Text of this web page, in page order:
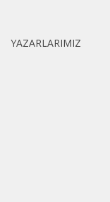
YAZARLARIMIZ